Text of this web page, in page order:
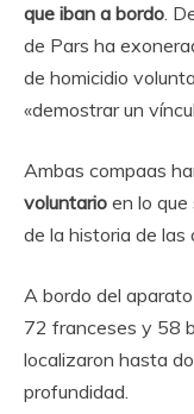
que iban a bordo.
de Pars ha
de homicidio
«demostrar un
Ambas compaas
voluntario en lo
de la historia de las
A bordo del
72 franceses y 58
localizaron hasta
profundidad.